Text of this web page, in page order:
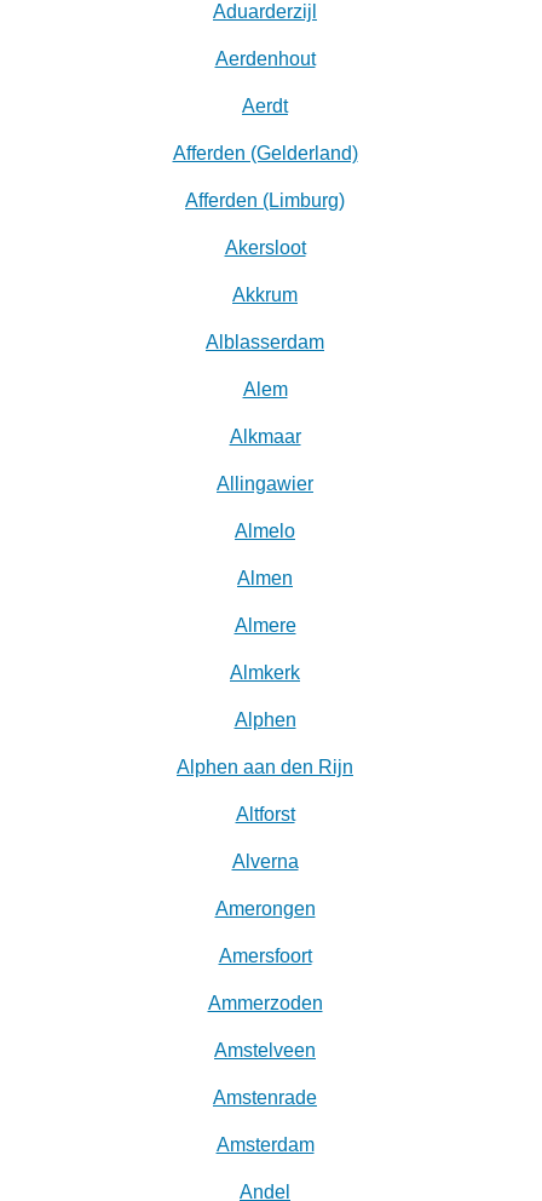
Aduarderzijl
Aerdenhout
Aerdt
Afferden (Gelderland)
Afferden (Limburg)
Akersloot
Akkrum
Alblasserdam
Alem
Alkmaar
Allingawier
Almelo
Almen
Almere
Almkerk
Alphen
Alphen aan den Rijn
Altforst
Alverna
Amerongen
Amersfoort
Ammerzoden
Amstelveen
Amstenrade
Amsterdam
Andel